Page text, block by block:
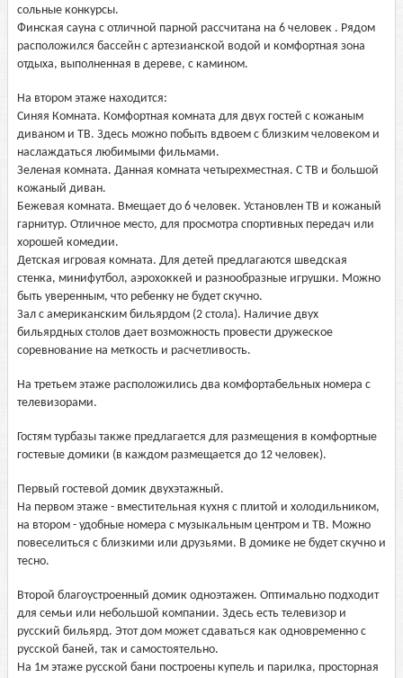
сольные конкурсы.
Финская сауна с отличной парной рассчитана на 6 человек . Рядом
расположился бассейн с артезианской водой и комфортная зона
отдыха, выполненная в дереве, с камином.
На втором этаже находится:
Синяя Комната. Комфортная комната для двух гостей с кожаным
диваном и ТВ. Здесь можно побыть вдвоем с близким человеком и
наслаждаться любимыми фильмами.
Зеленая комната. Данная комната четырехместная. С ТВ и большой
кожаный диван.
Бежевая комната. Вмещает до 6 человек. Установлен ТВ и кожаный
гарнитур. Отличное место, для просмотра спортивных передач или
хорошей комедии.
Детская игровая комната. Для детей предлагаются шведская
стенка, минифутбол, аэрохоккей и разнообразные игрушки. Можно
быть уверенным, что ребенку не будет скучно.
Зал с американским бильярдом (2 стола). Наличие двух
бильярдных столов дает возможность провести дружеское
соревнование на меткость и расчетливость.
На третьем этаже расположились два комфортабельных номера с
телевизорами.
Гостям турбазы также предлагается для размещения в комфортные
гостевые домики (в каждом размещается до 12 человек).
Первый гостевой домик двухэтажный.
На первом этаже - вместительная кухня с плитой и холодильником,
на втором - удобные номера с музыкальным центром и ТВ. Можно
повеселиться с близкими или друзьями. В домике не будет скучно и
тесно.
Второй благоустроенный домик одноэтажен. Оптимально подходит
для семьи или небольшой компании. Здесь есть телевизор и
русский бильярд. Этот дом может сдаваться как одновременно с
русской баней, так и самостоятельно.
На 1м этаже русской бани построены купель и парилка, просторная